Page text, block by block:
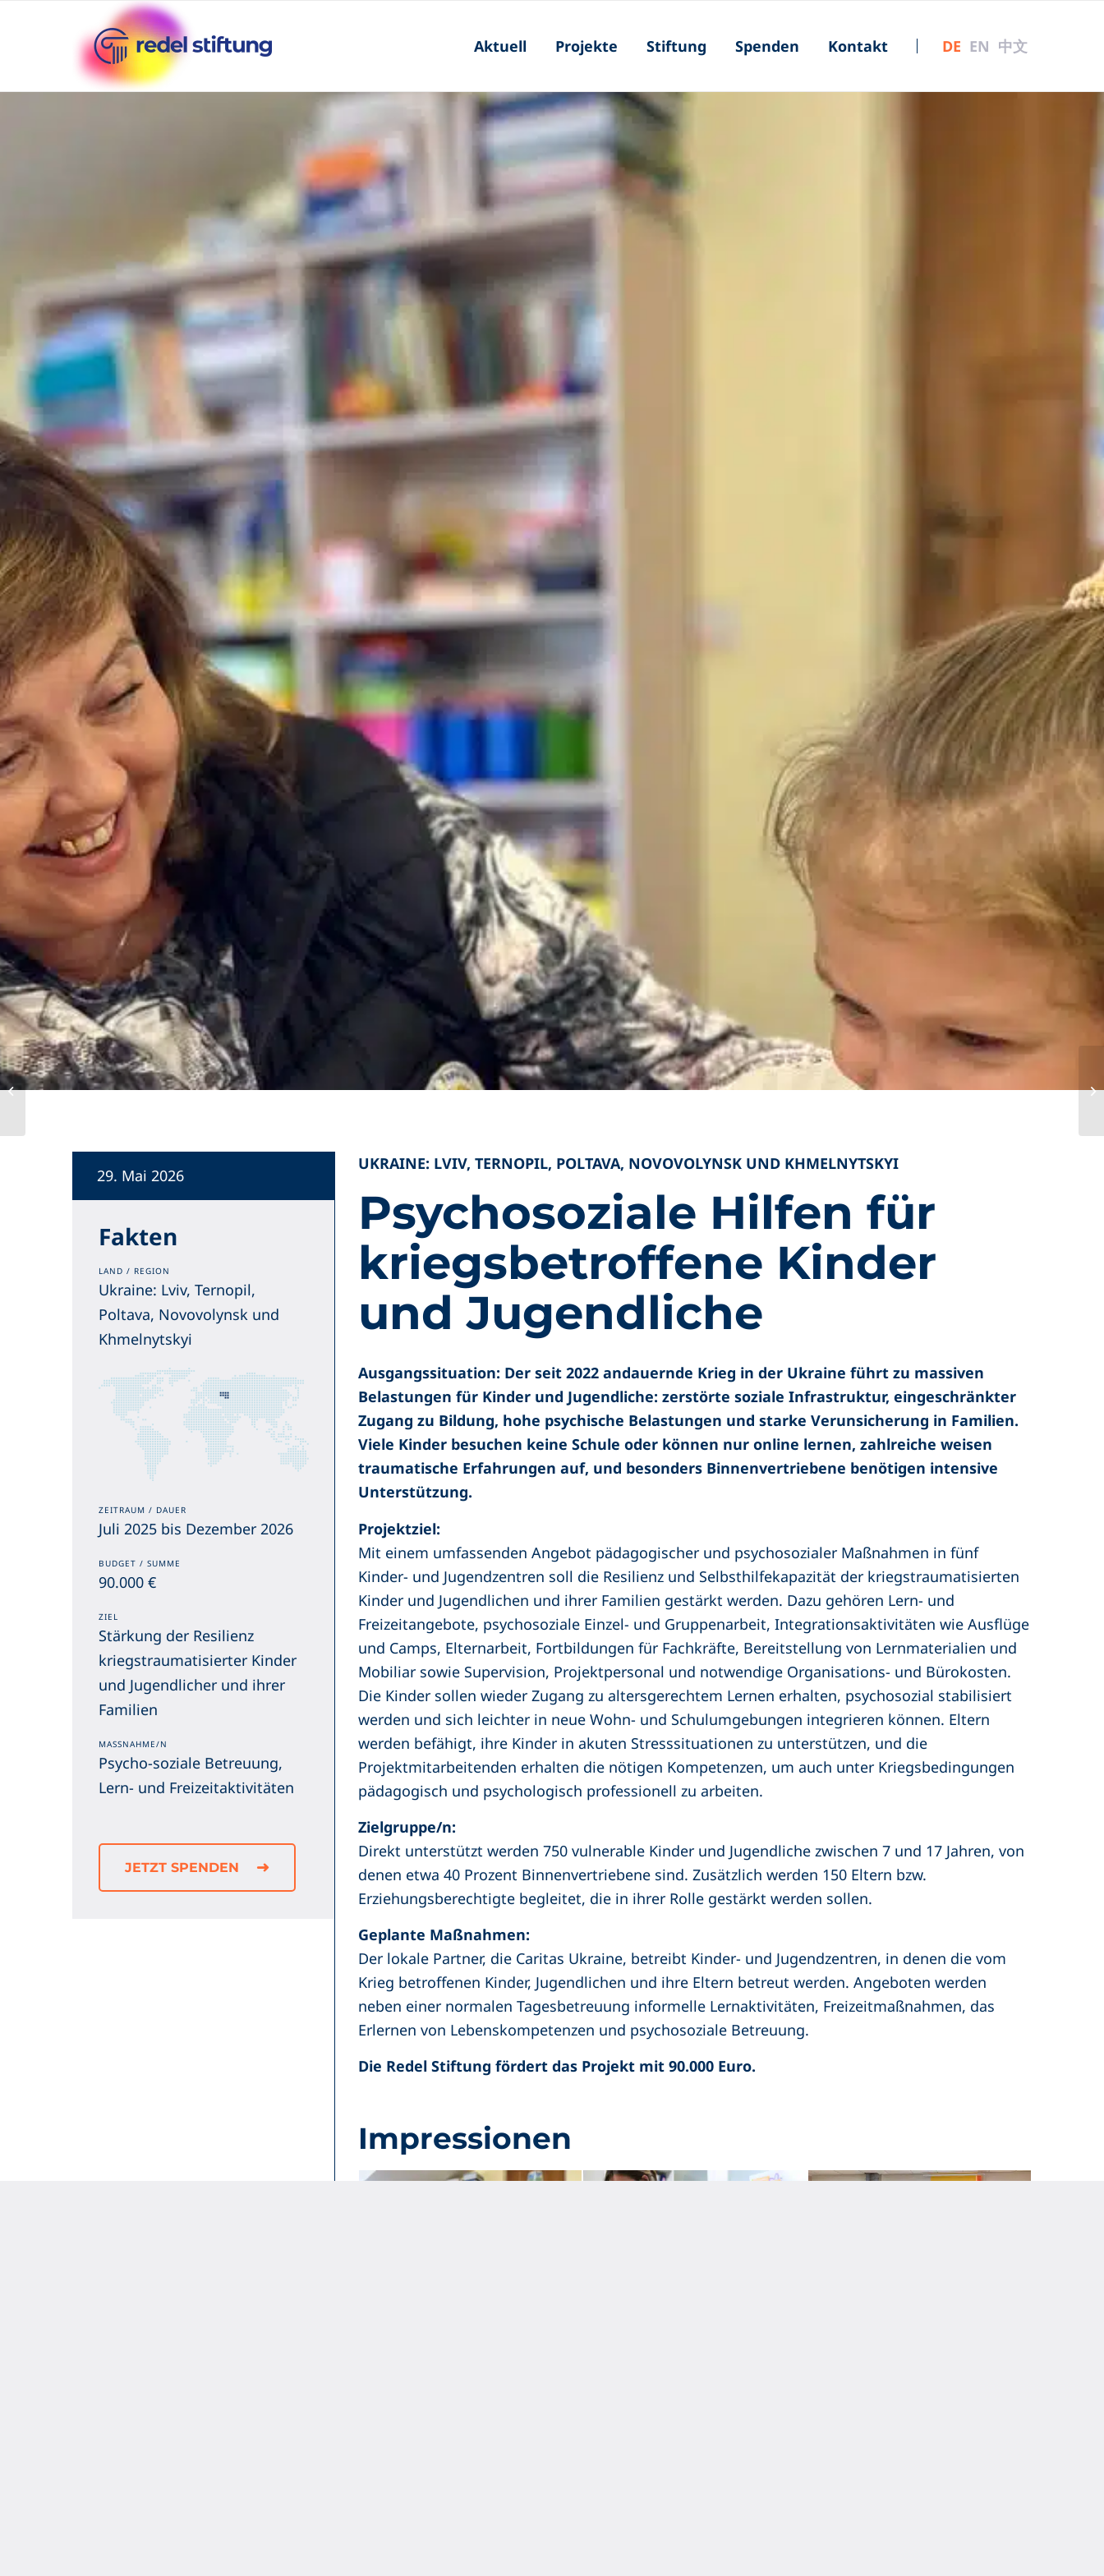
Aktuell Projekte Stiftung Spenden Kontakt DE EN 中文
29. Mai 2026
Fakten
LAND / REGION
Ukraine: Lviv, Ternopil,
Poltava, Novovolynsk und
Khmelnytskyi
ZEITRAUM / DAUER
Juli 2025 bis Dezember 2026
BUDGET / SUMME
90.000 €
ZIEL
Stärkung der Resilienz
kriegstraumatisierter Kinder
und Jugendlicher und ihrer
Familien
MASSNAHME/N
Psycho-soziale Betreuung,
Lern- und Freizeitaktivitäten
JETZT SPENDEN
UKRAINE: LVIV, TERNOPIL, POLTAVA, NOVOVOLYNSK UND KHMELNYTSKYI
Psychosoziale Hilfen für
kriegsbetroffene Kinder
und Jugendliche
Ausgangssituation: Der seit 2022 andauernde Krieg in der Ukraine führt zu massiven
Belastungen für Kinder und Jugendliche: zerstörte soziale Infrastruktur, eingeschränkter
Zugang zu Bildung, hohe psychische Belastungen und starke Verunsicherung in Familien.
Viele Kinder besuchen keine Schule oder können nur online lernen, zahlreiche weisen
traumatische Erfahrungen auf, und besonders Binnenvertriebene benötigen intensive
Unterstützung.
Projektziel:
Mit einem umfassenden Angebot pädagogischer und psychosozialer Maßnahmen in fünf
Kinder- und Jugendzentren soll die Resilienz und Selbsthilfekapazität der kriegstraumatisierten
Kinder und Jugendlichen und ihrer Familien gestärkt werden. Dazu gehören Lern- und
Freizeitangebote, psychosoziale Einzel- und Gruppenarbeit, Integrationsaktivitäten wie Ausflüge
und Camps, Elternarbeit, Fortbildungen für Fachkräfte, Bereitstellung von Lernmaterialien und
Mobiliar sowie Supervision, Projektpersonal und notwendige Organisations- und Bürokosten.
Die Kinder sollen wieder Zugang zu altersgerechtem Lernen erhalten, psychosozial stabilisiert
werden und sich leichter in neue Wohn- und Schulumgebungen integrieren können. Eltern
werden befähigt, ihre Kinder in akuten Stresssituationen zu unterstützen, und die
Projektmitarbeitenden erhalten die nötigen Kompetenzen, um auch unter Kriegsbedingungen
pädagogisch und psychologisch professionell zu arbeiten.
Zielgruppe/n:
Direkt unterstützt werden 750 vulnerable Kinder und Jugendliche zwischen 7 und 17 Jahren, von
denen etwa 40 Prozent Binnenvertriebene sind. Zusätzlich werden 150 Eltern bzw.
Erziehungsberechtigte begleitet, die in ihrer Rolle gestärkt werden sollen.
Geplante Maßnahmen:
Der lokale Partner, die Caritas Ukraine, betreibt Kinder- und Jugendzentren, in denen die vom
Krieg betroffenen Kinder, Jugendlichen und ihre Eltern betreut werden. Angeboten werden
neben einer normalen Tagesbetreuung informelle Lernaktivitäten, Freizeitmaßnahmen, das
Erlernen von Lebenskompetenzen und psychosoziale Betreuung.
Die Redel Stiftung fördert das Projekt mit 90.000 Euro.
Impressionen
Hungerhilfe für